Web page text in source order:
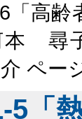
「高齢
本 尋
ペー
5「